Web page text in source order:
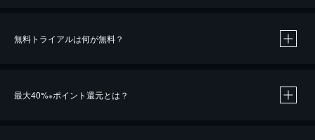
無料トライアルは何が無料？
最大40%※ポイント還元とは？